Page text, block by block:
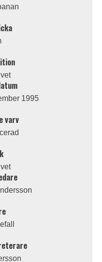
1995
varv